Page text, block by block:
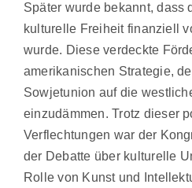
Später wurde bekannt, dass
kulturelle Freiheit finanziell
wurde. Diese verdeckte
amerikanischen Strategie,
Sowjetunion auf die
einzudämmen. Trotz dieser
Verflechtungen war der
der Debatte über kulturelle
Rolle von Kunst und